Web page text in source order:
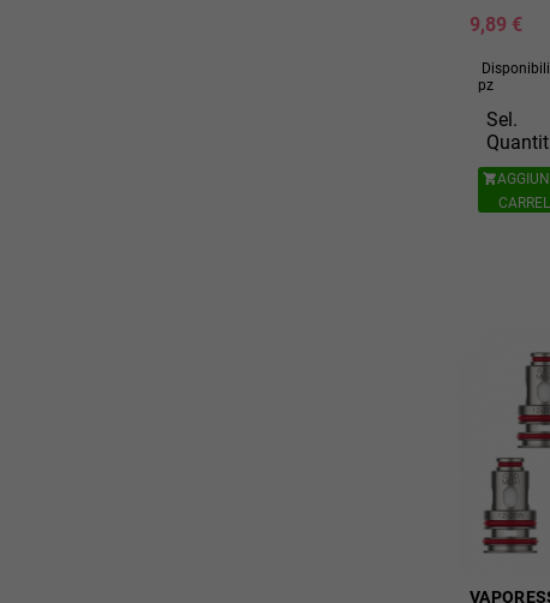
9,89 €
pz
Sel.
